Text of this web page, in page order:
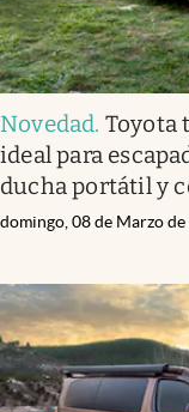
Novedad. Toyota
ideal para
ducha portátil y
domingo, 08 de Marzo